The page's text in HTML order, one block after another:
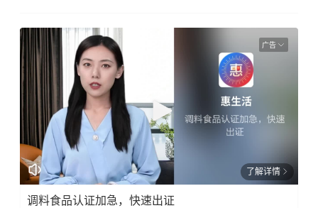
广告
了解详情
调料食品认证加急，快速出证